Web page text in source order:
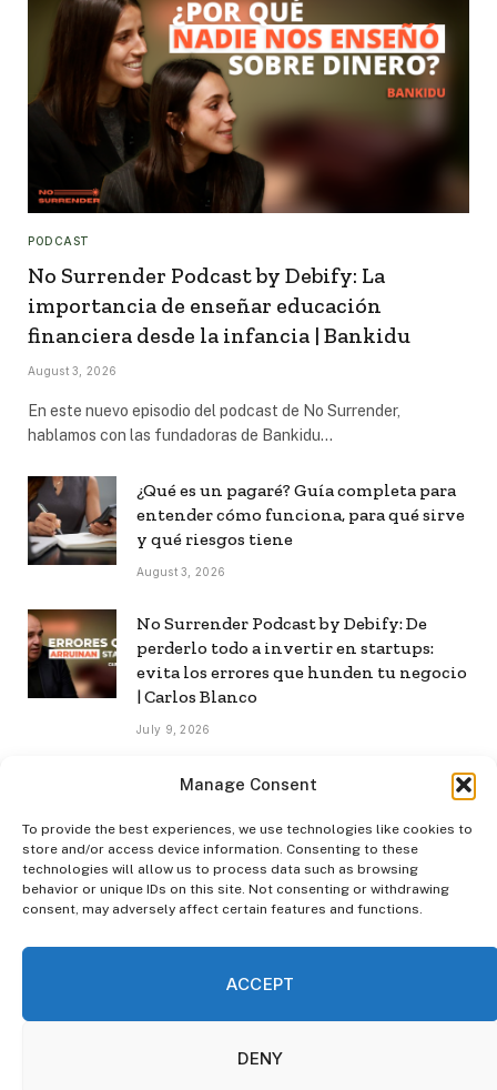
Manage Consent
To provide the best experiences, we use technologies like cookies to
store and/or access device information. Consenting to these
technologies will allow us to process data such as browsing
behavior or unique IDs on this site. Not consenting or withdrawing
consent, may adversely affect certain features and functions.
ACCEPT
DENY
PODCAST
No Surrender Podcast by Debify: La
importancia de enseñar educación
financiera desde la infancia | Bankidu
August 3, 2026
En este nuevo episodio del podcast de No Surrender,
hablamos con las fundadoras de Bankidu…
¿Qué es un pagaré? Guía completa para
entender cómo funciona, para qué sirve
y qué riesgos tiene
August 3, 2026
No Surrender Podcast by Debify: De
perderlo todo a invertir en startups:
evita los errores que hunden tu negocio
| Carlos Blanco
July 9, 2026
No Surrender Podcast by Debify: Cómo
construir una audiencia propia en la era
de la IA | Mar Manrique
July 8, 2026